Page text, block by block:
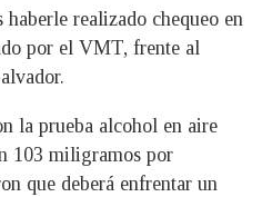
realizado chequeo en
por el VMT, frente al
la prueba alcohol en aire
103 miligramos por
que deberá enfrentar un